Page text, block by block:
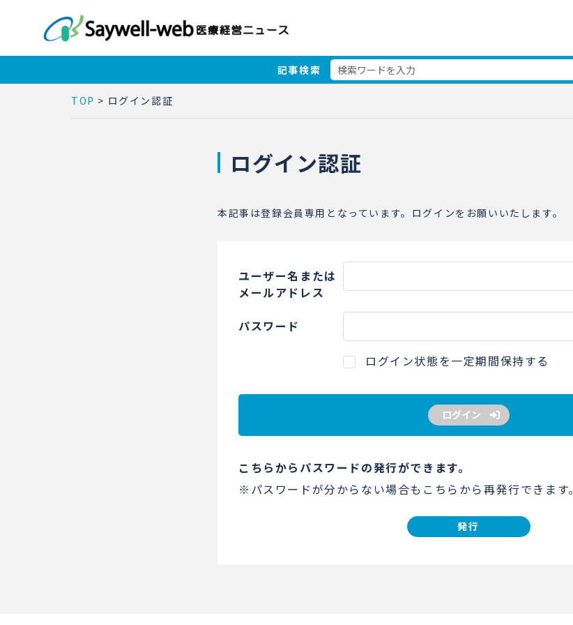
記事検索
TOP > ログイン認証
ログイン認証
本記事は登録会員専用となっています。ログインをお願いいたします。
ユーザー名または
メールアドレス
パスワード
ログイン状態を一定期間保持する
ログイン
こちらからパスワードの発行ができます。
※パスワードが分からない場合もこちらから再発行できます。
発行